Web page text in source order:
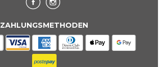
ZAHLUNGSMETHODEN